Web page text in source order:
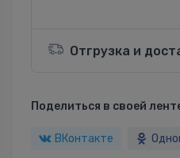
Отгрузка и
Поделиться в своей
ВКонтакте